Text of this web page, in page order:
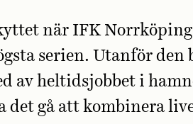
när IFK
serien. Utanför den
av heltidsjobbet i
det gå att kombinera